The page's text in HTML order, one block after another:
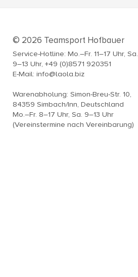
© 2026 Teamsport Hofbauer
Service-Hotline: Mo.–Fr. 11–17 Uhr, Sa.
9–13 Uhr, +49 (0)8571 920351
E-Mail: info@laola.biz
Warenabholung: Simon-Breu-Str. 10,
84359 Simbach/Inn, Deutschland
Mo.–Fr. 8–17 Uhr, Sa. 9–13 Uhr
(Vereinstermine nach Vereinbarung)